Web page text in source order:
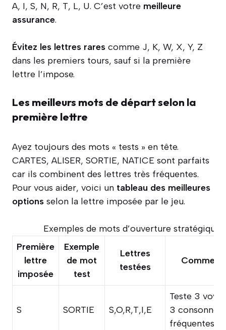
A, I, S, N, R, T, L, U. C’est votre meilleure
assurance.
Évitez les lettres rares comme J, K, W, X, Y, Z
dans les premiers tours, sauf si la première
lettre l’impose.
Les meilleurs mots de départ selon la
première lettre
Ayez toujours des mots « tests » en tête.
CARTES, ALISER, SORTIE, NATICE sont parfaits
car ils combinent des lettres très fréquentes.
Pour vous aider, voici un tableau des meilleures
options selon la lettre imposée par le jeu.
Exemples de mots d’ouverture stratégiques
Première
lettre
imposée
Exemple
de mot
test
Lettres
testées
S SORTIE S,O,R,T,I,E
Teste 3
3 consonnes
fréquentes